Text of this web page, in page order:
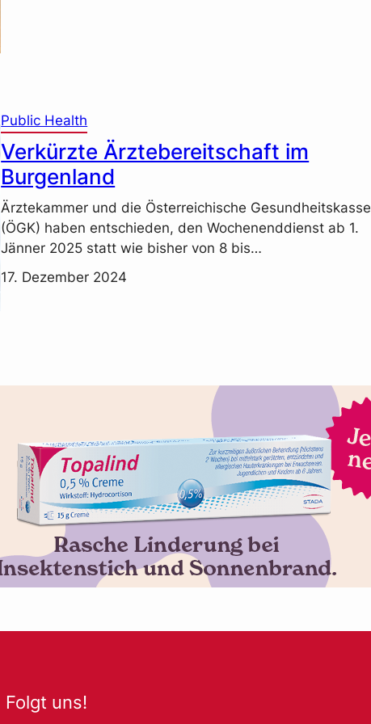
Public Health
Verkürzte Ärztebereitschaft im
Burgenland
Ärztekammer und die Österreichische Gesundheitskasse
(ÖGK) haben entschieden, den Wochenenddienst ab 1.
Jänner 2025 statt wie bisher von 8 bis…
17. Dezember 2024
Folgt uns!